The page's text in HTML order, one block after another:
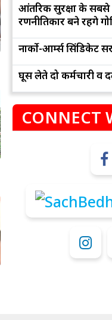
आंतरिक सुरक्षा के सबसे
रणनीतिकार बने रहेंगे
नार्को-आर्म्स सिंडिकेट
घूस लेते दो कर्मचारी व
CONNECT
अपनी योजनाओंसंभलकर रहे,
विवादों से बचे।